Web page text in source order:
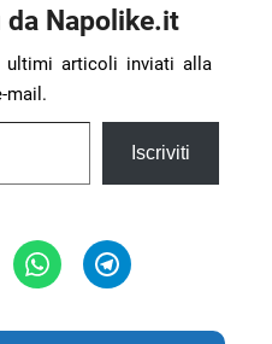
Napolike.it
ultimi articoli inviati alla
mail.
Iscriviti